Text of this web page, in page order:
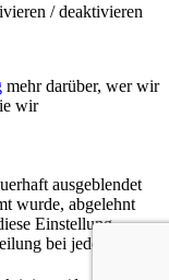
/ deaktivieren
mehr darüber, wer wir
wir
ausgeblendet
wurde, abgelehnt
Einstellung
bei jedem